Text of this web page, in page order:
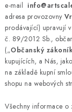
PRODÁVANÉ
O nás Doprava a
Podmínky ochrany
Velkoobchod (B2B)
e-mail
adresa provozovny
prodávající) upravují
č. 89/2012 Sb.,
(„Občanský
kupujících, a Nás,
na základě kupní
shopu na webových
Všechny informace o